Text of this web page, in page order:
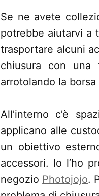
Se ne avete
potrebbe aiutarvi a
trasportare alcuni
chiusura con
arrotolando la
All’interno c’è
applicano alle
un obiettivo
accessori. Io l’ho
negozio Photojojo.